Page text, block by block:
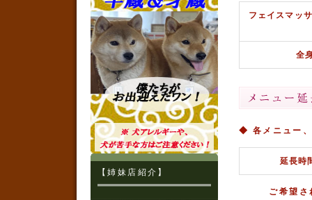
【姉妹店紹介】
フェイスマッ
全
◆ 各メニュー
延長時
ご希望さ